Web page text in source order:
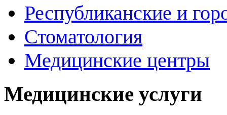
Республиканские и
Стоматология
Медицинские центры
Медицинские услуги